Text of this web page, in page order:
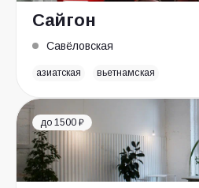
Сайгон
Савёловская
азиатская вьетнамская
до 1500 ₽